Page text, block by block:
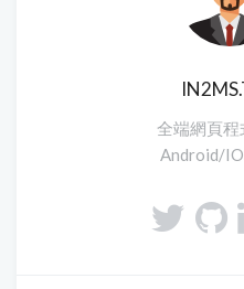
全端網頁程
Android/